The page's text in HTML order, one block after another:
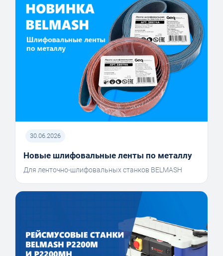
30.06.2026
Новые шлифовальные ленты по металлу
Для ленточно-шлифовальных станков BELMASH